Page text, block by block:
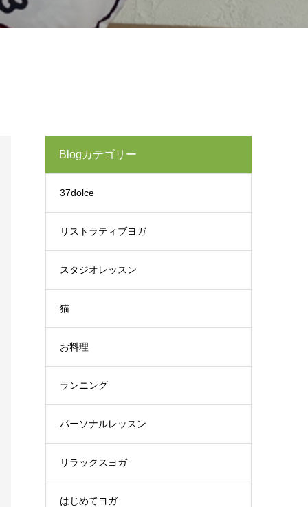
Blogカテゴリー
37dolce
リストラティブヨガ
スタジオレッスン
猫
お料理
ランニング
パーソナルレッスン
リラックスヨガ
はじめてヨガ